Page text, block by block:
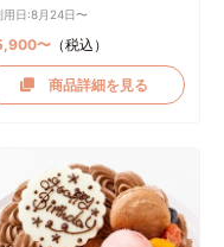
用日:8月24日〜
〜 （税込）
商品詳細を見る